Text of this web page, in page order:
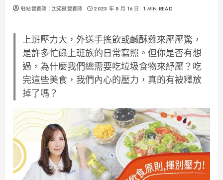
駐站營養師：沈宛徵營養師 2023 年 8 月 16 日 1 MIN READ
上班壓力大，外送手搖飲或鹹酥雞來壓壓驚，
是許多忙碌上班族的日常寫照。但你是否有想
過，為什麼我們總需要吃垃圾食物來紓壓？吃
完這些美食，我們內心的壓力，真的有被釋放
掉了嗎？